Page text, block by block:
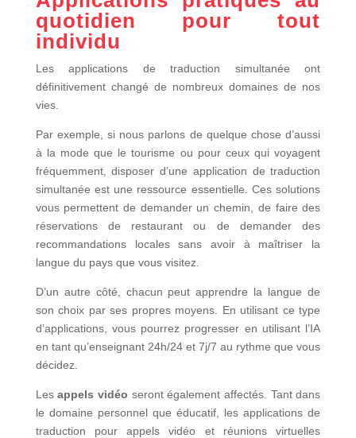
quotidien pour tout
individu
Les applications de traduction simultanée ont
définitivement changé de nombreux domaines de nos
vies.
Par exemple, si nous parlons de quelque chose d’aussi
à la mode que le tourisme ou pour ceux qui voyagent
fréquemment, disposer d’une application de traduction
simultanée est une ressource essentielle. Ces solutions
vous permettent de demander un chemin, de faire des
réservations de restaurant ou de demander des
recommandations locales sans avoir à maîtriser la
langue du pays que vous visitez.
D’un autre côté, chacun peut apprendre la langue de
son choix par ses propres moyens. En utilisant ce type
d’applications, vous pourrez progresser en utilisant l’IA
en tant qu’enseignant 24h/24 et 7j/7 au rythme que vous
décidez.
Lesappels vidéo seront également affectés. Tant dans
le domaine personnel que éducatif, les applications de
traduction pour appels vidéo et réunions virtuelles